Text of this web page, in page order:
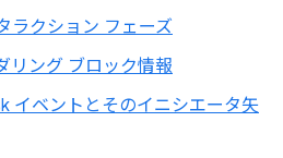
ラクション フェーズ
リング ブロック情報
イベントとそのイニシエータ矢